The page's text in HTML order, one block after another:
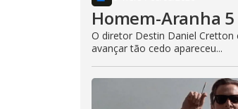
Homem-Aranha
O diretor Destin Daniel
avançar tão cedo apareceu...